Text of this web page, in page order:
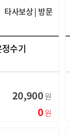
타사보상 | 방문
수기
20,900원
0원